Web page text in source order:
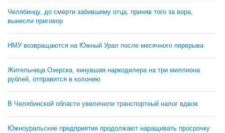
Челябинцу, до смерти забившему отца, приняв того за вора,
вынесли приговор
НМУ возвращаются на Южный Урал после месячного перерыва
Жительница Озерска, кинувшая наркодилера на три миллиона
рублей, отправится в колонию
В Челябинской области увеличили транспортный налог вдвое
Южноуральские предприятия продолжают наращивать просрочку